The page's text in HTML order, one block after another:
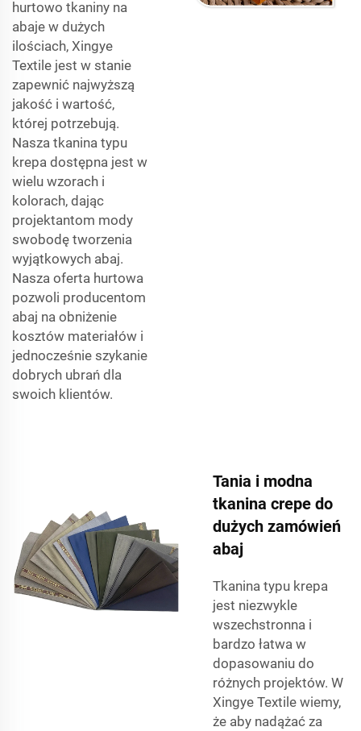
hurtowo tkaniny na
abaje w dużych
ilościach, Xingye
Textile jest w stanie
zapewnić najwyższą
jakość i wartość,
której potrzebują.
Nasza tkanina typu
krepa dostępna jest w
wielu wzorach i
kolorach, dając
projektantom mody
swobodę tworzenia
wyjątkowych abaj.
Nasza oferta hurtowa
pozwoli producentom
abaj na obniżenie
kosztów materiałów i
jednocześnie szykanie
dobrych ubrań dla
swoich klientów.
Tania i modna
tkanina crepe do
dużych zamówień
abaj
Tkanina typu krepa
jest niezwykle
wszechstronna i
bardzo łatwa w
dopasowaniu do
różnych projektów. W
Xingye Textile wiemy,
że aby nadążać za